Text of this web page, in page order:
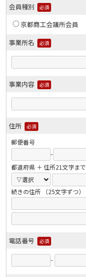
会員種別 必須
京都商工会議所会員
事業所名
必須
事業内容 必須
住所 必須
郵便番号
-
都道府県 ＋ 住所21文字まで
続きの住所 （25文字ずつ）
電話番号 必須
-